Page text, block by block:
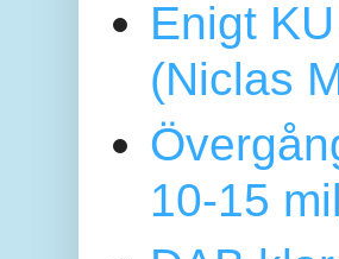
Enigt
(Niclas
10-15